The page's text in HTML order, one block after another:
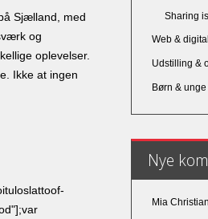
Sjælland, med
og
oplevelser.
Ikke at ingen
toof-
Sharing
Web &
Udstilling &
Børn & unge
Nye
Mia